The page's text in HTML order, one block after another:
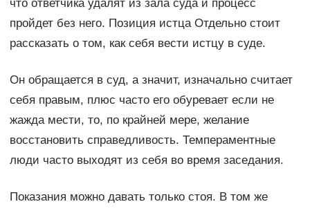
что ответчика удалят из зала суда и процесс
пройдет без него. Позиция истца Отдельно стоит
рассказать о том, как себя вести истцу в суде.
Он обращается в суд, а значит, изначально считает
себя правым, плюс часто его обуревает если не
жажда мести, то, по крайней мере, желание
восстановить справедливость. Темпераментные
люди часто выходят из себя во время заседания.
Показания можно давать только стоя. В том же